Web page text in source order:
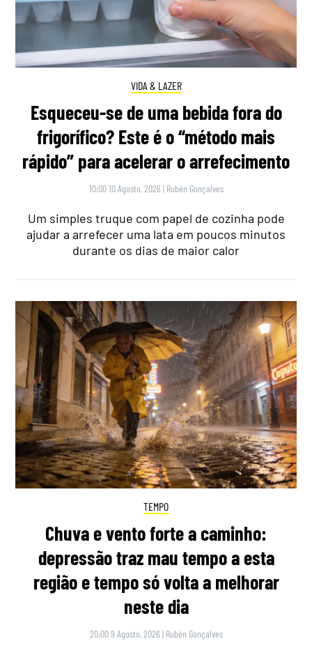
VIDA & LAZER
Esqueceu-se de uma bebida fora do
frigorífico? Este é o “método mais
rápido” para acelerar o arrefecimento
10:00 10 Agosto, 2026 | Rubén Gonçalves
Um simples truque com papel de cozinha pode
ajudar a arrefecer uma lata em poucos minutos
durante os dias de maior calor
TEMPO
Chuva e vento forte a caminho:
depressão traz mau tempo a esta
região e tempo só volta a melhorar
neste dia
20:00 9 Agosto, 2026 | Rubén Gonçalves